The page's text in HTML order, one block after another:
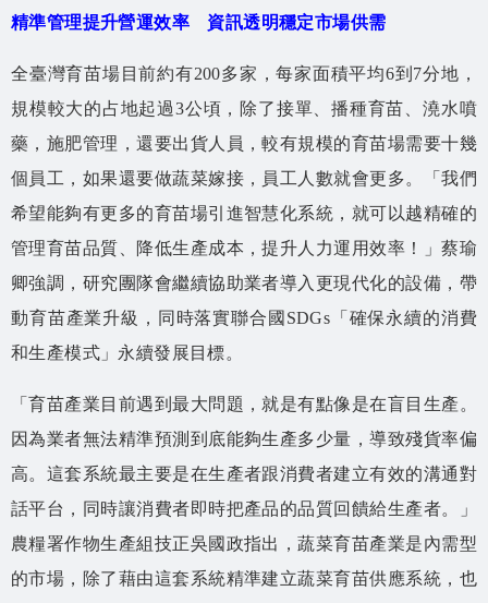
精準管理提升營運效率 資訊透明穩定市場供需
全臺灣育苗場目前約有200多家，每家面積平均6到7分地，
規模較大的占地起過3公頃，除了接單、播種育苗、澆水噴
藥，施肥管理，還要出貨人員，較有規模的育苗場需要十幾
個員工，如果還要做蔬菜嫁接，員工人數就會更多。「我們
希望能夠有更多的育苗場引進智慧化系統，就可以越精確的
管理育苗品質、降低生產成本，提升人力運用效率！」蔡瑜
卿強調，研究團隊會繼續協助業者導入更現代化的設備，帶
動育苗產業升級，同時落實聯合國SDGs「確保永續的消費
和生產模式」永續發展目標。
「育苗產業目前遇到最大問題，就是有點像是在盲目生產。
因為業者無法精準預測到底能夠生產多少量，導致殘貨率偏
高。這套系統最主要是在生產者跟消費者建立有效的溝通對
話平台，同時讓消費者即時把產品的品質回饋給生產者。」
農糧署作物生產組技正吳國政指出，蔬菜育苗產業是內需型
的市場，除了藉由這套系統精準建立蔬菜育苗供應系統，也